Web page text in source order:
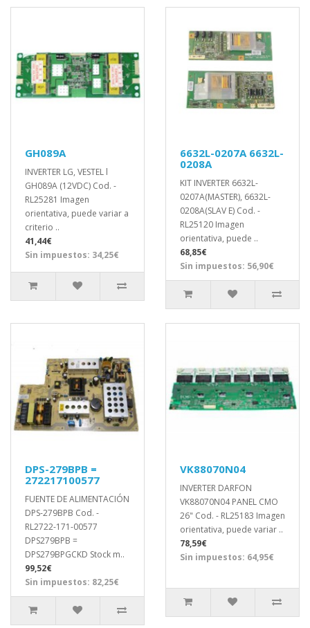
GH089A
INVERTER LG, VESTEL l
GH089A (12VDC) Cod. -
RL25281 Imagen
orientativa, puede variar a
criterio ..
41,44€
Sin impuestos: 34,25€
6632L-0207A 6632L-
0208A
KIT INVERTER 6632L-
0207A(MASTER), 6632L-
0208A(SLAV E) Cod. -
RL25120 Imagen
orientativa, puede ..
68,85€
Sin impuestos: 56,90€
DPS-279BPB =
272217100577
FUENTE DE ALIMENTACIÓN
DPS-279BPB Cod. -
RL2722-171-00577
DPS279BPB =
DPS279BPGCKD Stock m..
99,52€
Sin impuestos: 82,25€
VK88070N04
INVERTER DARFON
VK88070N04 PANEL CMO
26" Cod. - RL25183 Imagen
orientativa, puede variar ..
78,59€
Sin impuestos: 64,95€